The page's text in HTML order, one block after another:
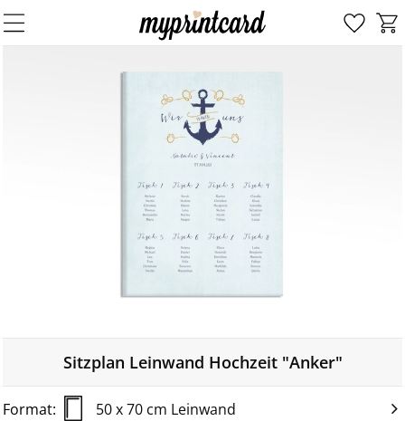
Sitzplan Leinwand Hochzeit "Anker"
50 x 70 cm Leinwand